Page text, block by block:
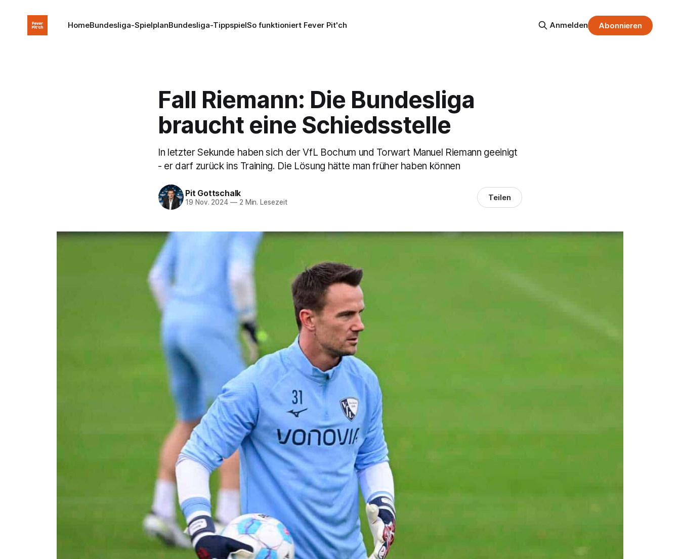
HomeBundesliga-SpielplanBundesliga-TippspielSo funktioniert Fever Pit'ch Anmelden Abonnieren
Fall Riemann: Die Bundesliga
braucht eine Schiedsstelle
In letzter Sekunde haben sich der VfL Bochum und Torwart Manuel Riemann geeinigt
- er darf zurück ins Training. Die Lösung hätte man früher haben können
Pit Gottschalk
19 Nov. 2024 —2 Min. Lesezeit Teilen